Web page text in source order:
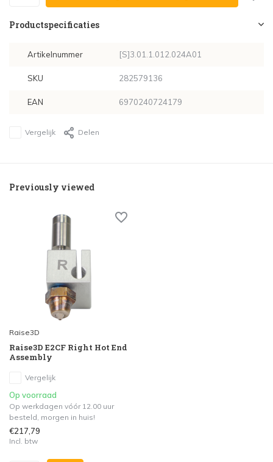
Productspecificaties
Artikelnummer [S]3.01.1.012.024A01
SKU 282579136
EAN 6970240724179
Vergelijk Delen
Previously viewed
Raise3D
Raise3D E2CF Right Hot End
Assembly
Vergelijk
Op voorraad
Op werkdagen vóór 12.00 uur
besteld, morgen in huis!
€217,79
Incl. btw